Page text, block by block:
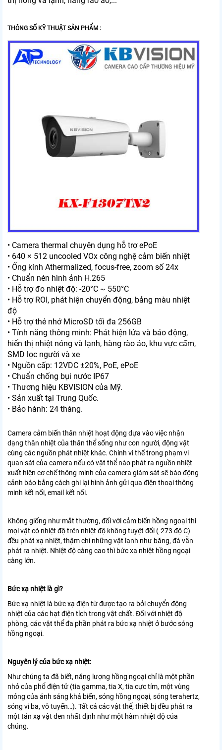
THÔNG SỐ KỸ THUẬT SẢN PHẨM :
• Camera thermal chuyên dụng hỗ trợ ePoE
• 640 × 512 uncooled VOx công nghệ cảm biến nhiệt
• Ống kính Athermalized, focus-free, zoom số 24x
• Chuẩn nén hình ảnh H.265
• Hỗ trợ đo nhiệt độ: -20°C ~ 550°C
• Hỗ trợ ROI, phát hiện chuyển động, bảng màu nhiệt
độ
• Hỗ trợ thẻ nhớ MicroSD tối đa 256GB
• Tính năng thông minh: Phát hiện lửa và báo động,
hiển thị nhiệt nóng và lạnh, hàng rào ảo, khu vực cấm,
SMD lọc người và xe
• Nguồn cấp: 12VDC ±20%, PoE, ePoE
• Chuẩn chống bụi nước IP67
• Thương hiệu KBVISION của Mỹ.
• Sản xuất tại Trung Quốc.
• Bảo hành: 24 tháng.
Camera cảm biến thân nhiệt hoạt động dựa vào việc nhận
dạng thân nhiệt của thân thể sống như con người, động vật
cùng các nguồn phát nhiệt khác. Chính vì thế trong phạm vi
quan sát của camera nếu có vật thể nào phát ra nguồn nhiệt
xuất hiện cơ chế thông minh của camera giám sát sẽ báo động
cảnh báo bằng cách ghi lại hình ảnh gửi qua điện thoại thông
minh kết nối, email kết nối.
Không giống như mắt thường, đối với cảm biến hồng ngoại thì
mọi vật có nhiệt độ trên nhiệt độ không tuyệt đối (-273 độ C)
đều phát xạ nhiệt, thậm chí những vật lạnh như băng, đá vẫn
phát ra nhiệt. Nhiệt độ càng cao thì bức xạ nhiệt hồng ngoại
càng lớn.
Bức xạ nhiệt là gì?
Bức xạ nhiệt là bức xạ điện từ được tạo ra bởi chuyển động
nhiệt của các hạt điện tích trong vật chất. Đối với nhiệt độ
phòng, các vật thể đa phần phát ra bức xạ nhiệt ở bước sóng
hồng ngoại.
Nguyên lý của bức xạ nhiệt:
Như chúng ta đã biết, năng lượng hồng ngoại chỉ là một phần
nhỏ của phổ điện tử (tia gamma, tia X, tia cực tím, một vùng
mỏng của ánh sáng khả biến, sóng hồng ngoại, sóng terahertz,
sóng vi ba, vô tuyến…). Tất cả các vật thể, thiết bị đều phát ra
một tán xạ vật đen nhất định như một hàm nhiệt độ của
chúng.